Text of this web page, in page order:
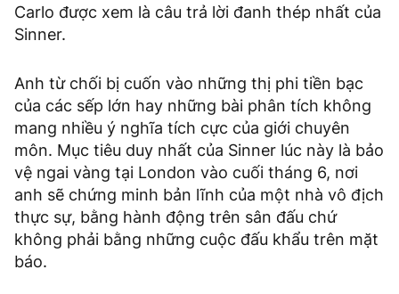
Carlo được xem là câu trả lời đanh thép nhất của
Sinner.
Anh từ chối bị cuốn vào những thị phi tiền bạc
của các sếp lớn hay những bài phân tích không
mang nhiều ý nghĩa tích cực của giới chuyên
môn. Mục tiêu duy nhất của Sinner lúc này là bảo
vệ ngai vàng tại London vào cuối tháng 6, nơi
anh sẽ chứng minh bản lĩnh của một nhà vô địch
thực sự, bằng hành động trên sân đấu chứ
không phải bằng những cuộc đấu khẩu trên mặt
báo.